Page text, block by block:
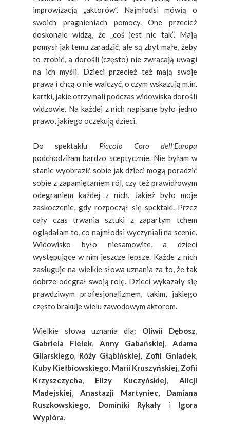
improwizacją „aktorów”. Najmłodsi mówią o
swoich pragnieniach pomocy. One przecież
doskonale widzą, że „coś jest nie tak”. Mają
pomysł jak temu zaradzić, ale są zbyt małe, żeby
to zrobić, a dorośli (często) nie zwracają uwagi
na ich myśli. Dzieci przecież też mają swoje
prawa i chcą o nie walczyć, o czym wskazują m.in.
kartki, jakie otrzymali podczas widowiska dorośli
widzowie. Na każdej z nich napisane było jedno
prawo, jakiego oczekują dzieci.
Do spektaklu Piccolo Coro dell’Europa
podchodziłam bardzo sceptycznie. Nie byłam w
stanie wyobrazić sobie jak dzieci mogą poradzić
sobie z zapamiętaniem ról, czy też prawidłowym
odegraniem każdej z nich. Jakież było moje
zaskoczenie, gdy rozpoczął się spektakl. Przez
cały czas trwania sztuki z zapartym tchem
oglądałam to, co najmłodsi wyczyniali na scenie.
Widowisko było niesamowite, a dzieci
występujące w nim jeszcze lepsze. Każde z nich
zasługuje na wielkie słowa uznania za to, że tak
dobrze odegrał swoją rolę. Dzieci wykazały się
prawdziwym profesjonalizmem, takim, jakiego
często brakuje wielu zawodowym aktorom.
Wielkie słowa uznania dla: Oliwii Dębosz,
Gabriela Fielek, Anny Gabańskiej, Adama
Gilarskiego, Róży Głąbińskiej, Zofii Gniadek,
Kuby Kiełbiowskiego, Marii Kruszyńskiej, Zofii
Krzyszczycha, Elizy Kuczyńskiej, Alicji
Madejskiej, Anastazji Martyniec, Damiana
Ruszkowskiego, Dominiki Rykały i Igora
Wypióra.